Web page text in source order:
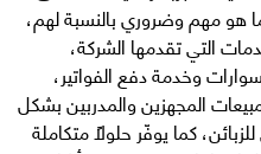
هو مهم وضروري بالنسبة لهم،
التي تقدمها الشركة،
وخدمة دفع الفواتير،
المجهزين والمدربين بشكل
كما يوفّر حلولاً متكاملة